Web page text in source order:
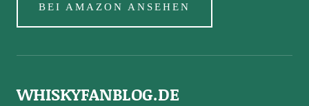
BEI AMAZON ANSEHEN
WHISKYFANBLOG.DE